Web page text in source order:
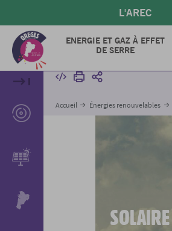
contenu
principal
L'AREC
ENERGIE ET GAZ À EFFET
DE SERRE
IntégrerImprimerPartager
Accueil Énergies renouvelables